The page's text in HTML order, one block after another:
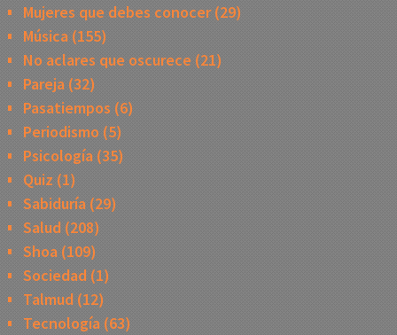
Mujeres que debes conocer(29)
Música(155)
No aclares que oscurece (21)
Pareja(32)
Pasatiempos (6)
Periodismo (5)
Psicología(35)
Quiz (1)
Sabiduría(29)
Salud (208)
Shoa(109)
Sociedad(1)
Talmud (12)
Tecnología(63)